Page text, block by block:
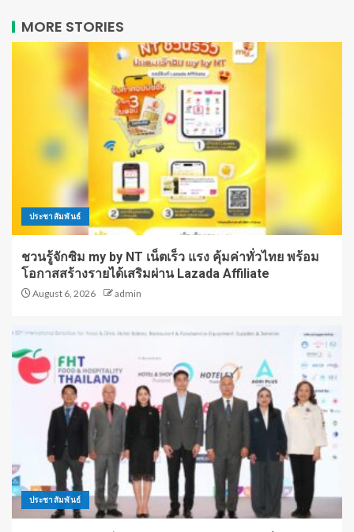
MORE STORIES
ประชาสัมพันธ์
ชวนรู้จักซิม my by NT เน็ตเร็ว แรง คุ้มค่าทั่วไทย พร้อม
โอกาสสร้างรายได้เสริมผ่าน Lazada Affiliate
August 6, 2026 admin
ประชาสัมพันธ์